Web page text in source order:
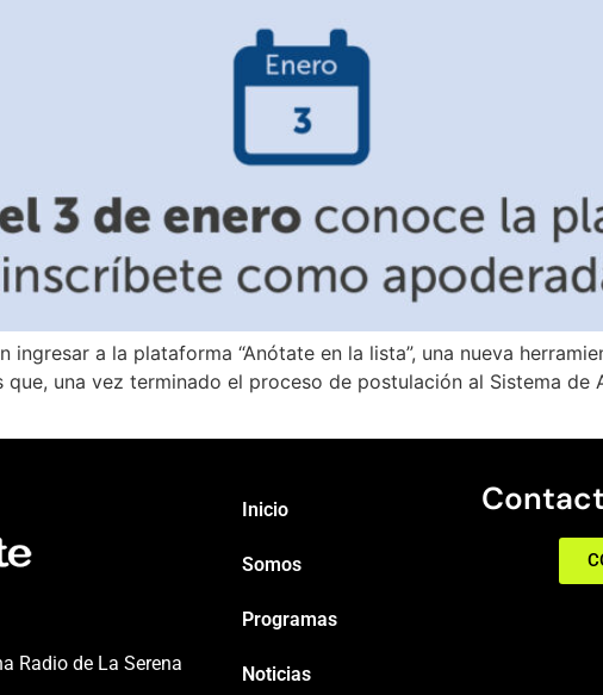
a la plataforma “Anótate en la lista”, una nueva
una vez terminado el proceso de postulación al Sistema de
Radio de La Serena
Inicio
Somos
Programas
Noticias